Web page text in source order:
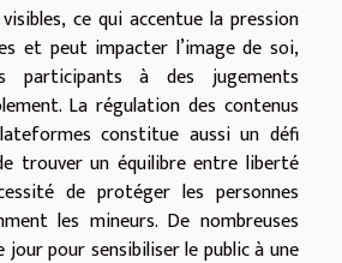
ce qui accentue la pression
et peut impacter l’image de soi,
participants à des jugements
La régulation des contenus
constitue aussi un défi
trouver un équilibre entre liberté
de protéger les personnes
les mineurs. De nombreuses
pour sensibiliser le public à une